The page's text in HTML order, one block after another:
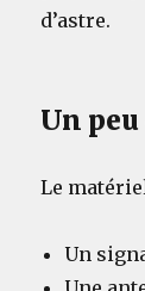
d’astre.
Un
Le
Un